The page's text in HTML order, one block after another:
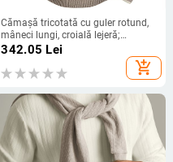
Cămașă tricotată cu guler rotund,
mâneci lungi, croială lejeră;
amestec de țesături: fibră de
poliester (69% poliester, 17,8%
nailon, 10,5% acrilic, 2,7% spandex)
342.05 Lei
add_shopping_cart